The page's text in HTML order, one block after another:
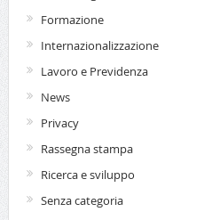
Formazione
Internazionalizzazione
Lavoro e Previdenza
News
Privacy
Rassegna stampa
Ricerca e sviluppo
Senza categoria